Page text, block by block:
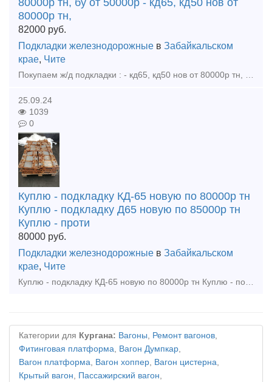
80000р тн, бу от 50000р - кд65, кд50 нов от
80000р тн,
82000 руб.
Подкладки железнодорожные в Забайкальском
крае, Чите
Покупаем ж/д подкладки : - кд65, кд50 нов от 80000р тн, бу от 50000р - кд65, кд50 нов от 80000р тн, бу от 50000р тн - кб65, кб50 нов от 75000р тн, от 40000р тн - дн6-65 нов от 80000р тн, от 30000
25.09.24
1039
0
Куплю - подкладку КД-65 новую по 80000р тн
Куплю - подкладку Д65 новую по 85000р тн
Куплю - проти
80000 руб.
Подкладки железнодорожные в Забайкальском
крае, Чите
Куплю - подкладку КД-65 новую по 80000р тн Куплю - подкладку Д65 новую по 85000р тн Куплю - противоугон П65 новый по 60000р тн Куплю - болт закладной м22х175 в сборе и голый по 60000р тн Куплю -
Категории для Кургана: Вагоны, Ремонт вагонов,
Фитинговая платформа, Вагон Думпкар,
Вагон платформа, Вагон хоппер, Вагон цистерна,
Крытый вагон, Пассажирский вагон,